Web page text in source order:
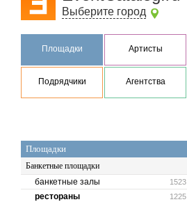
Выберите город
Площадки Артисты
Подрядчики Агентства
Площадки
Банкетные площадки
1523
банкетные залы
1225
рестораны